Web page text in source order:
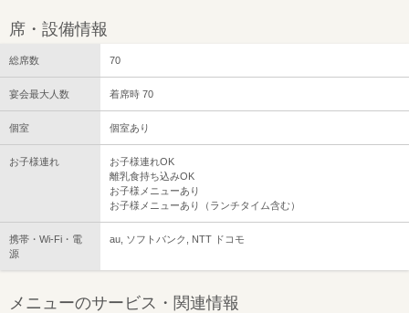
席・設備情報
総席数 70
宴会最大人数 着席時 70
個室 個室あり
お子様連れ
お子様連れOK
離乳食持ち込みOK
お子様メニューあり
お子様メニューあり（ランチタイム含む）
携帯・Wi-Fi・電
源
au, ソフトバンク, NTT ドコモ
メニューのサービス・関連情報